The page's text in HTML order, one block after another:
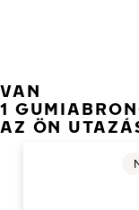
VAN
1
AZ ÖN